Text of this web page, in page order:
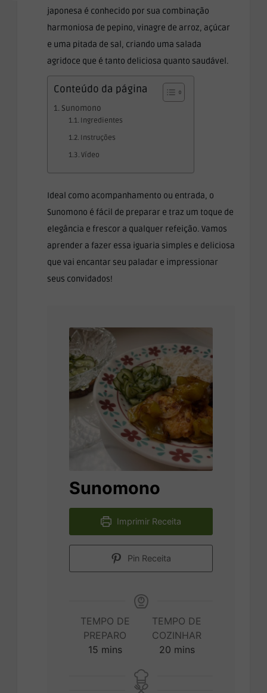
japonesa é conhecido por sua combinação
harmoniosa de pepino, vinagre de arroz, açúcar
e uma pitada de sal, criando uma salada
agridoce que é tanto deliciosa quanto saudável.
Conteúdo da página
Sunomono
Ingredientes
Instruções
Vídeo
Ideal como acompanhamento ou entrada, o
Sunomono é fácil de preparar e traz um toque de
elegância e frescor a qualquer refeição. Vamos
aprender a fazer essa iguaria simples e deliciosa
que vai encantar seu paladar e impressionar
seus convidados!
Sunomono
Imprimir Receita
Pin Receita
TEMPO DE
PREPARO
15minutes
mins
TEMPO DE
COZINHAR
20minutes
mins